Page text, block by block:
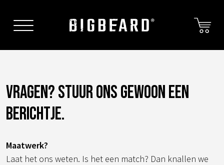
content
Vragen? Stuur ons gewoon een
berichtje.
Maatwerk?
Laat het ons weten. Is het een match? Dan knallen we